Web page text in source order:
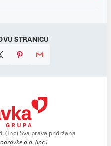
STRANICU
(Inc) Sva prava pridržana
d.d. (Inc.)